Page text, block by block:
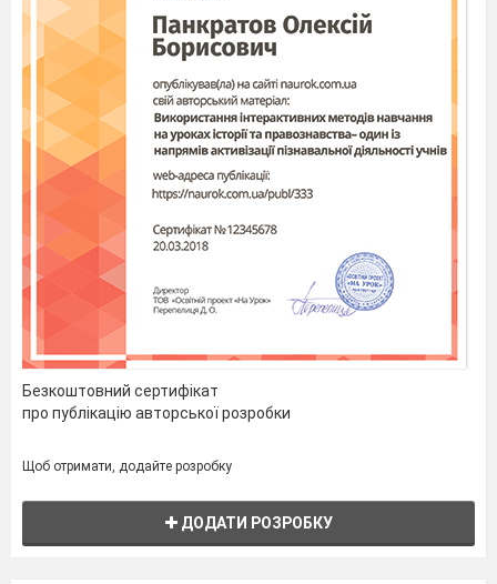
Безкоштовний сертифікат
про публікацію авторської розробки
Щоб отримати, додайте розробку
ДОДАТИ РОЗРОБКУ